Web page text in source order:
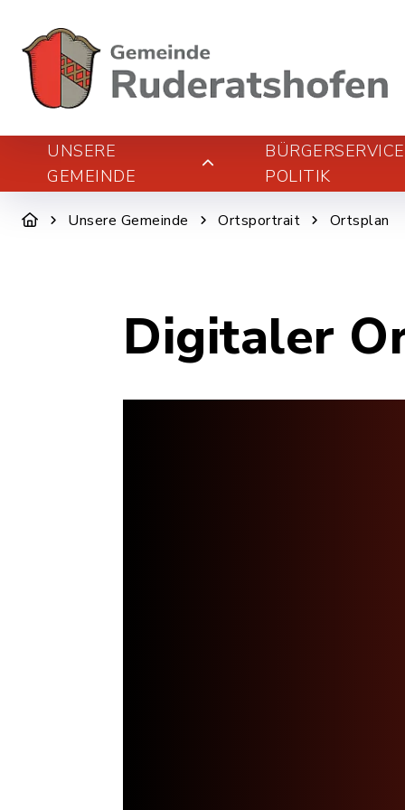
UNSERE
GEMEINDE
POLITIK
Unsere Gemeinde Ortsportrait Ortsplan
Digitaler